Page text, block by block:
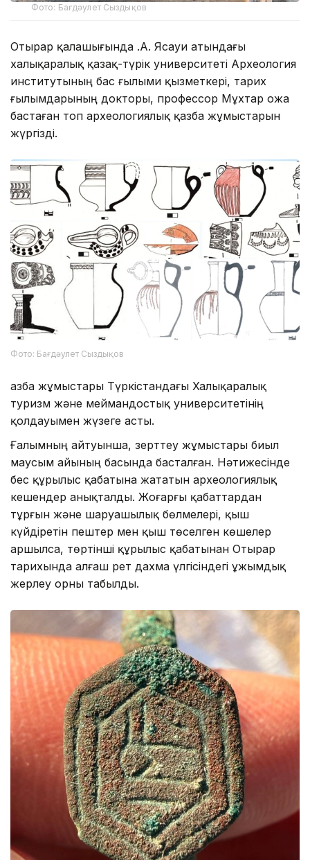
Фото: Бағдәулет Сыздықов
Отырар қалашығында Қ.А. Ясауи атындағы
халықаралық қазақ-түрік университеті Археология
институтының бас ғылыми қызметкері, тарих
ғылымдарының докторы, профессор Мұхтар Қожа
бастаған топ археологиялық қазба жұмыстарын
жүргізді.
Фото: Бағдәулет Сыздықов
Қазба жұмыстары Түркістандағы Халықаралық
туризм және меймандостық университетінің
қолдауымен жүзеге асты.
Ғалымның айтуынша, зерттеу жұмыстары биыл
маусым айының басында басталған. Нәтижесінде
бес құрылыс қабатына жататын археологиялық
кешендер анықталды. Жоғарғы қабаттардан
тұрғын және шаруашылық бөлмелері, қыш
күйдіретін пештер мен қыш төселген көшелер
аршылса, төртінші құрылыс қабатынан Отырар
тарихында алғаш рет дахма үлгісіндегі ұжымдық
жерлеу орны табылды.